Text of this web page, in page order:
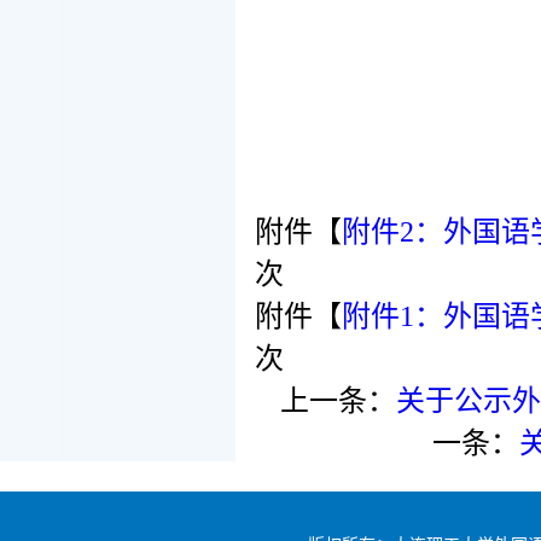
附件【 附件2：外国语
次
附件【 附件1：外国语
次
上一条： 关于公示
一条：